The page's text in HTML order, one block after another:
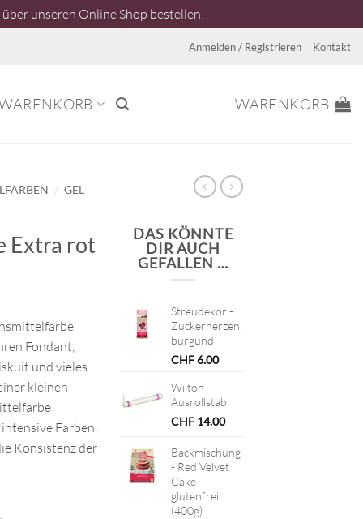
unseren Online Shop bestellen!!
Anmelden / Registrieren Kontakt
WARENKORB
/ GEL
Extra rot
Fondant,
und vieles
kleinen
Farben.
Konsistenz der
DAS KÖNNTE
DIR AUCH
GEFALLEN …
Streudekor -
Zuckerherzen,
burgund
CHF6.00
Wilton
Ausrollstab
CHF 14.00
Backmischung
- Red Velvet
Cake
glutenfrei
(400g)